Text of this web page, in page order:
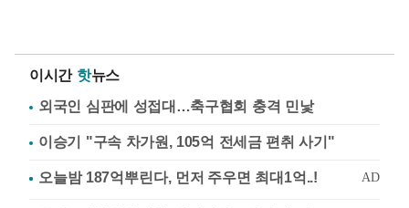
이시간 핫뉴스
외국인 심판에 성접대…축구협회 충격 민낯
이승기 "구속 차가원, 105억 전세금 편취 사기"